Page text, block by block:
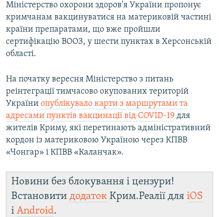
Міністерство охорони здоров'я України пропонує
кримчанам вакцинуватися на материковій частині
країни препаратами, що вже пройшли
сертифікацію ВООЗ, у шести пунктах в Херсонській
області.
На початку вересня Міністерство з питань
реінтеграції тимчасово окупованих територій
України опублікувало карти з маршрутами та
адресами пунктів вакцинації від COVID-19 для
жителів Криму, які перетинають адміністративний
кордон із материковою Україною через КПВВ
«Чонгар» і КПВВ «Каланчак».
Новини без блокування і цензури!
Встановити додаток Крим.Реалії для iOS
і Android.